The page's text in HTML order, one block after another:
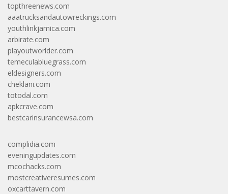
topthreenews.com
aaatrucksandautowreckings.com
youthlinkjamica.com
arbirate.com
playoutworlder.com
temeculabluegrass.com
eldesigners.com
cheklani.com
totodal.com
apkcrave.com
bestcarinsurancewsa.com
complidia.com
eveningupdates.com
mcochacks.com
mostcreativeresumes.com
oxcarttavern.com